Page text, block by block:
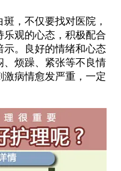
，不仅要找对医院，
观的心态，积极配合
示。良好的情绪和心态
、烦躁、紧张等不良情
病情愈发严重，一定